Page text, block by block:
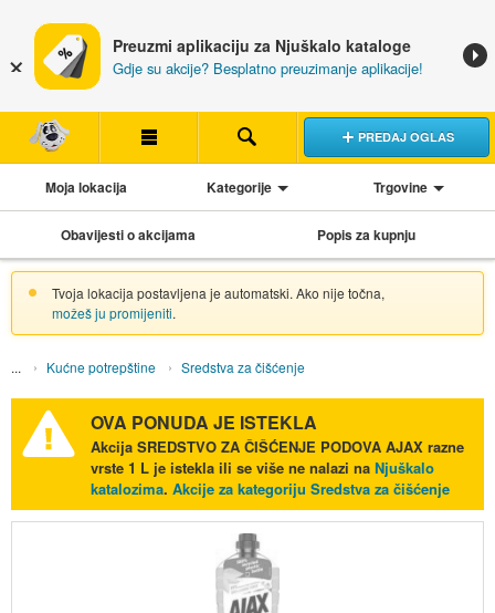
Preuzmi aplikaciju za Njuškalo kataloge
Gdje su akcije? Besplatno preuzimanje aplikacije!
PREDAJ OGLAS
Moja lokacija Kategorije Trgovine
Obavijesti o akcijama Popis za kupnju
Tvoja lokacija postavljena je automatski. Ako nije točna,
možeš ju promijeniti.
Kućne potrepštine Sredstva za čišćenje
OVA PONUDA JE ISTEKLA
Akcija SREDSTVO ZA ČIŠĆENJE PODOVA AJAX razne
vrste 1 Lje istekla ili se više ne nalazi na Njuškalo
katalozima. Akcije za kategoriju Sredstva za čišćenje